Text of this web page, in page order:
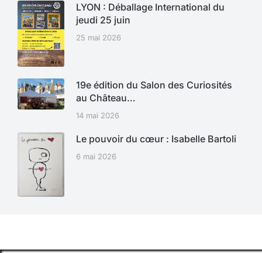
LYON : Déballage International du
jeudi 25 juin
25 mai 2026
19e édition du Salon des Curiosités
au Château…
14 mai 2026
Le pouvoir du cœur : Isabelle Bartoli
6 mai 2026